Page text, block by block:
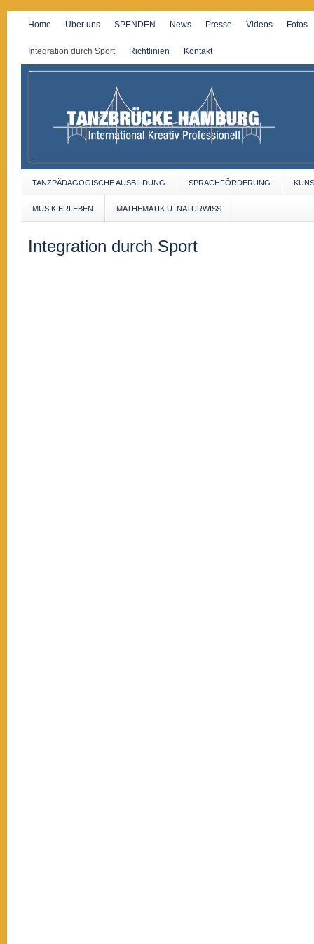
Home Über uns SPENDEN News Presse Videos Fotos
Integration durch Sport Richtlinien Kontakt
TANZPÄDAGOGISCHE AUSBILDUNG SPRACHFÖRDERUNG
MUSIK ERLEBEN MATHEMATIK U. NATURWISS.
Integration durch Sport